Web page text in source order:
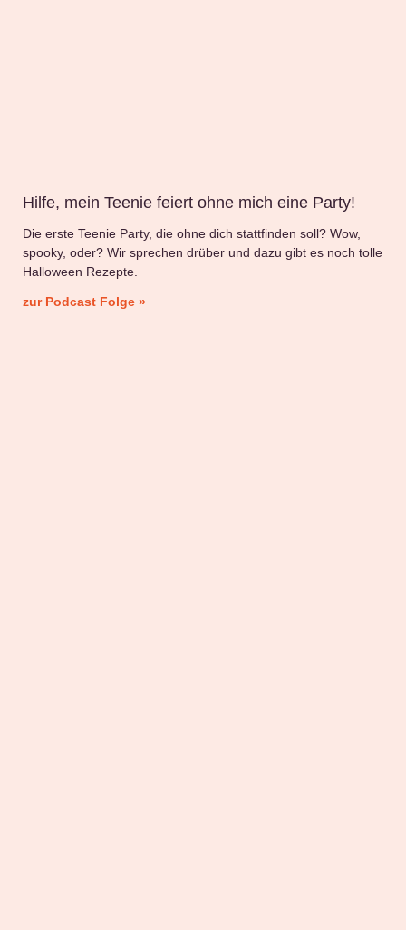
Hilfe, mein Teenie feiert ohne mich eine Party!
Die erste Teenie Party, die ohne dich stattfinden soll? Wow,
spooky, oder? Wir sprechen drüber und dazu gibt es noch tolle
Halloween Rezepte.
zur Podcast Folge »